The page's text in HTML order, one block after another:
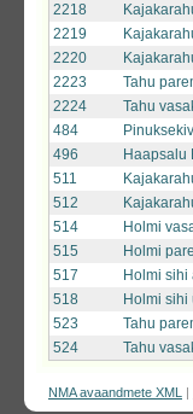
2218
2219
2220
2223
Tahu
2224
Tahu
484
496
Haapsalu
511
512
514
Holmi
515
Holmi
517
Holmi
518
Holmi
523
Tahu
524
Tahu
NMA avaandmete XML |